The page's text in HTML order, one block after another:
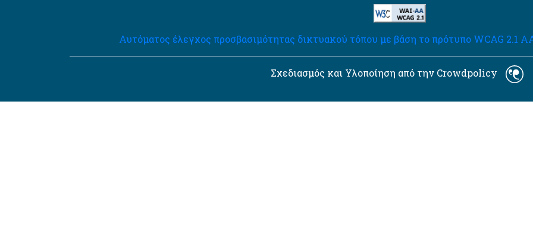
Αυτόματος έλεγχος προσβασιμότητας δικτυακού τόπου με βάση το πρότυπο WCAG 2.1
Σχεδιασμός και Υλοποίηση από την Crowdpolicy